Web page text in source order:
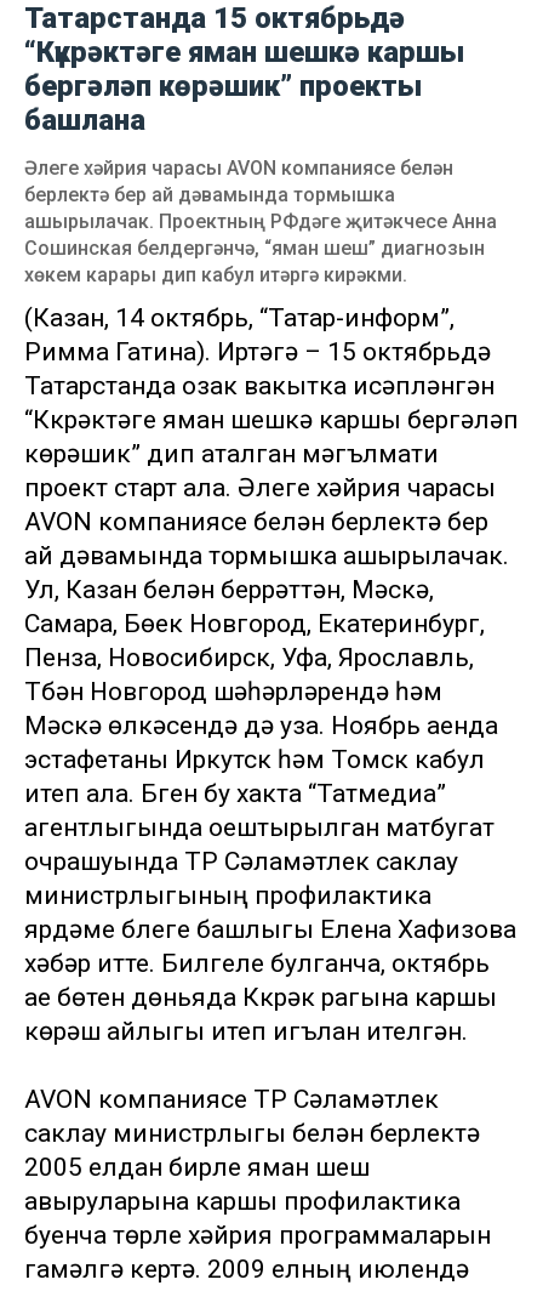
Татарстанда 15 октябрьдә
“Күкрәктәге яман шешкә каршы
бергәләп көрәшик” проекты
башлана
Әлеге хәйрия чарасы AVON компаниясе белән
берлектә бер ай дәвамында тормышка
ашырылачак. Проектның РФдәге җитәкчесе Анна
Сошинская белдергәнчә, “яман шеш” диагнозын
хөкем карары дип кабул итәргә кирәкми.
(Казан, 14 октябрь, “Татар-информ”,
Римма Гатина). Иртәгә – 15 октябрьдә
Татарстанда озак вакытка исәпләнгән
“Күкрәктәге яман шешкә каршы бергәләп
көрәшик” дип аталган мәгълүмати
проект старт ала. Әлеге хәйрия чарасы
AVON компаниясе белән берлектә бер
ай дәвамында тормышка ашырылачак.
Ул, Казан белән беррәттән, Мәскәү,
Самара, Бөек Новгород, Екатеринбург,
Пенза, Новосибирск, Уфа, Ярославль,
Түбән Новгород шәһәрләрендә һәм
Мәскәү өлкәсендә дә уза. Ноябрь аенда
эстафетаны Иркутск һәм Томск кабул
итеп ала. Бүген бу хакта “Татмедиа”
агентлыгында оештырылган матбугат
очрашуында ТР Сәламәтлек саклау
министрлыгының профилактика
ярдәме бүлеге башлыгы Елена Хафизова
хәбәр итте. Билгеле булганча, октябрь
ае бөтен дөньяда Күкрәк рагына каршы
көрәш айлыгы итеп игълан ителгән.
AVON компаниясе ТР Сәламәтлек
саклау министрлыгы белән берлектә
2005 елдан бирле яман шеш
авыруларына каршы профилактика
буенча төрле хәйрия программаларын
гамәлгә кертә. 2009 елның июлендә